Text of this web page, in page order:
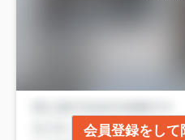
会員登録をして